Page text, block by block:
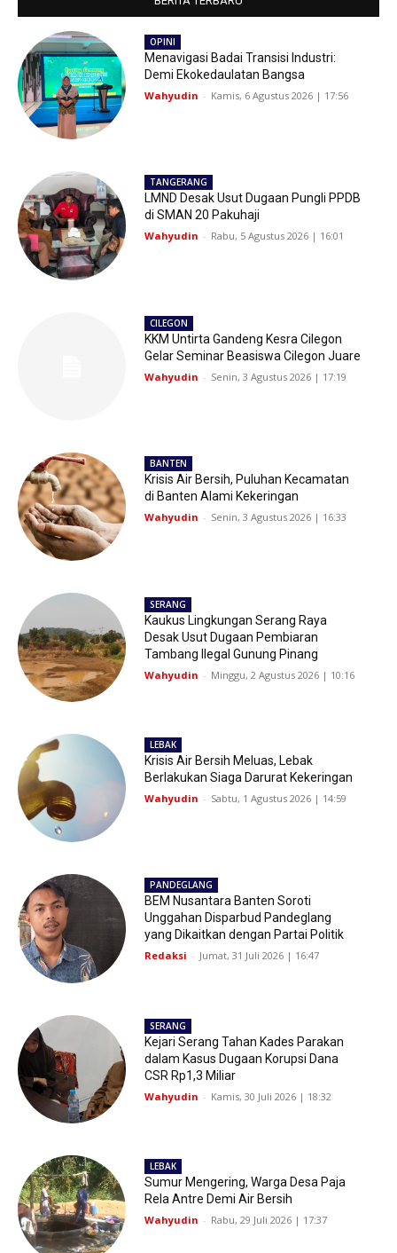
OPINI
Menavigasi Badai Transisi Industri:
Demi Ekokedaulatan Bangsa
Wahyudin - Kamis, 6 Agustus 2026 | 17:56
TANGERANG
LMND Desak Usut Dugaan Pungli PPDB
di SMAN 20 Pakuhaji
Wahyudin - Rabu, 5 Agustus 2026 | 16:01
CILEGON
KKM Untirta Gandeng Kesra Cilegon
Gelar Seminar Beasiswa Cilegon Juare
Wahyudin - Senin, 3 Agustus 2026 | 17:19
BANTEN
Krisis Air Bersih, Puluhan Kecamatan
di Banten Alami Kekeringan
Wahyudin - Senin, 3 Agustus 2026 | 16:33
SERANG
Kaukus Lingkungan Serang Raya
Desak Usut Dugaan Pembiaran
Tambang Ilegal Gunung Pinang
Wahyudin - Minggu, 2 Agustus 2026 | 10:16
LEBAK
Krisis Air Bersih Meluas, Lebak
Berlakukan Siaga Darurat Kekeringan
Wahyudin - Sabtu, 1 Agustus 2026 | 14:59
PANDEGLANG
BEM Nusantara Banten Soroti
Unggahan Disparbud Pandeglang
yang Dikaitkan dengan Partai Politik
Redaksi - Jumat, 31 Juli 2026 | 16:47
SERANG
Kejari Serang Tahan Kades Parakan
dalam Kasus Dugaan Korupsi Dana
CSR Rp1,3 Miliar
Wahyudin - Kamis, 30 Juli 2026 | 18:32
LEBAK
Sumur Mengering, Warga Desa Paja
Rela Antre Demi Air Bersih
Wahyudin - Rabu, 29 Juli 2026 | 17:37